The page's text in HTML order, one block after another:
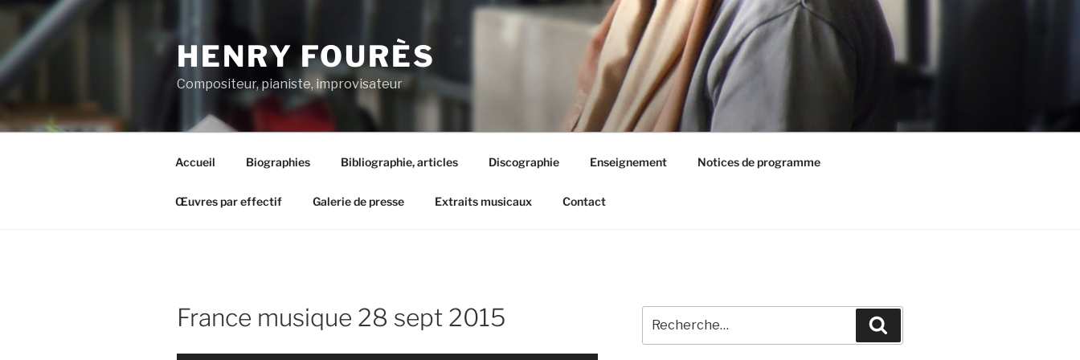
Aller
contenu
principal
HENRY FOURÈS
Compositeur, pianiste, improvisateur
Accueil Biographies Bibliographie, articles Discographie Enseignement Notices de programme
Œuvres par effectif Galerie de presse Extraits musicaux Contact
France musique 28 sept 2015
pour
: